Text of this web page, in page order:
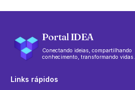
Portal IDEA
Conectando ideias, compartilhando
conhecimento, transformando vidas.
Links rápidos